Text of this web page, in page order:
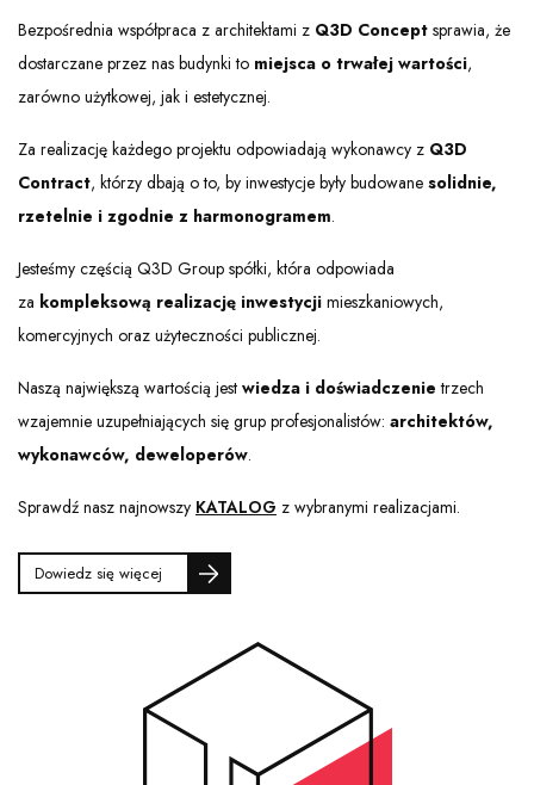
Bezpośrednia współpraca z architektami z Q3D Concept sprawia, że
dostarczane przez nas budynki to miejsca o trwałej wartości,
zarówno użytkowej, jak i estetycznej.
Za realizację każdego projektu odpowiadają wykonawcy z Q3D
Contract, którzy dbają o to, by inwestycje były budowane solidnie,
rzetelnie i zgodnie z harmonogramem.
Jesteśmy częścią Q3D Group spółki, która odpowiada
za kompleksową realizację inwestycji mieszkaniowych,
komercyjnych oraz użyteczności publicznej.
Naszą największą wartością jest wiedza i doświadczenie trzech
wzajemnie uzupełniających się grup profesjonalistów: architektów,
wykonawców, deweloperów.
Sprawdź nasz najnowszy KATALOG z wybranymi realizacjami.
Dowiedz się więcej